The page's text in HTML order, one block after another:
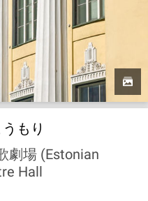
もり
劇場 (Estonian
Hall